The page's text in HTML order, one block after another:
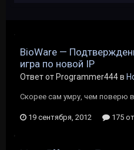
BioWare —
игра по новой IP
Ответ от Programmer444 в
Скорее сам умру, чем поверю
19 сентября, 2012 175